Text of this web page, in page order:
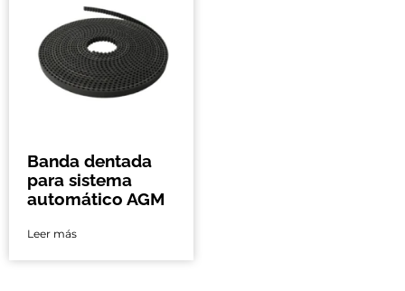
Banda dentada
para sistema
automático AGM
Leer más